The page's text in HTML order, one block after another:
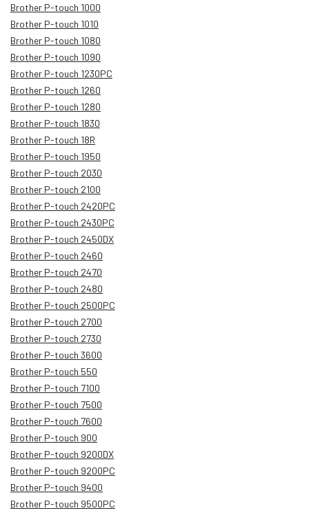
Brother P-touch 1000
Brother P-touch 1010
Brother P-touch 1080
Brother P-touch 1090
Brother P-touch 1230PC
Brother P-touch 1260
Brother P-touch 1280
Brother P-touch 1830
Brother P-touch 18R
Brother P-touch 1950
Brother P-touch 2030
Brother P-touch 2100
Brother P-touch 2420PC
Brother P-touch 2430PC
Brother P-touch 2450DX
Brother P-touch 2460
Brother P-touch 2470
Brother P-touch 2480
Brother P-touch 2500PC
Brother P-touch 2700
Brother P-touch 2730
Brother P-touch 3600
Brother P-touch 550
Brother P-touch 7100
Brother P-touch 7500
Brother P-touch 7600
Brother P-touch 900
Brother P-touch 9200DX
Brother P-touch 9200PC
Brother P-touch 9400
Brother P-touch 9500PC